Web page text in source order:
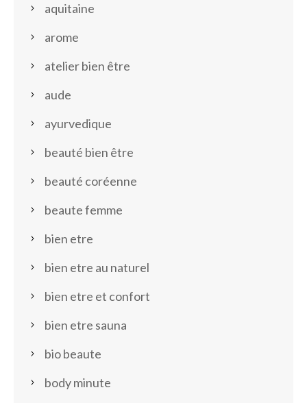
aquitaine
arome
atelier bien être
aude
ayurvedique
beauté bien être
beauté coréenne
beaute femme
bien etre
bien etre au naturel
bien etre et confort
bien etre sauna
bio beaute
body minute